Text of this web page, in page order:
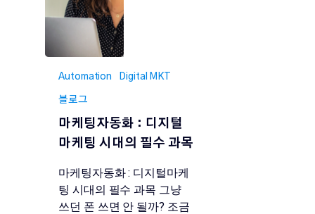
Automation Digital MKT
블로그
마케팅자동화 : 디지털
마케팅 시대의 필수 과목
마케팅자동화 : 디지털마케
팅 시대의 필수 과목 그냥
쓰던 폰 쓰면 안 될까? 조금